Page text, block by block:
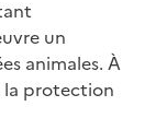
un
animales. À
la protection